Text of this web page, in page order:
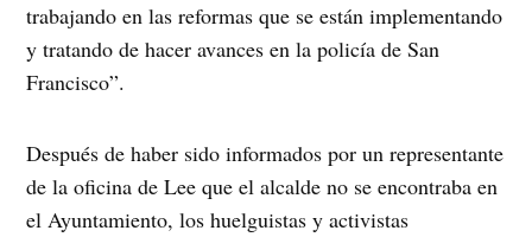
trabajando en las reformas que se están implementando
y tratando de hacer avances en la policía de San
Francisco”.
Después de haber sido informados por un representante
de la oficina de Lee que el alcalde no se encontraba en
el Ayuntamiento, los huelguistas y activistas